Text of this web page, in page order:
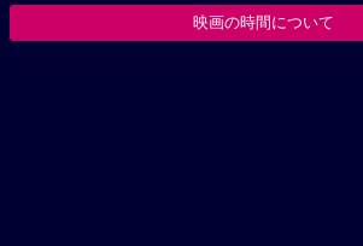
映画の時間について